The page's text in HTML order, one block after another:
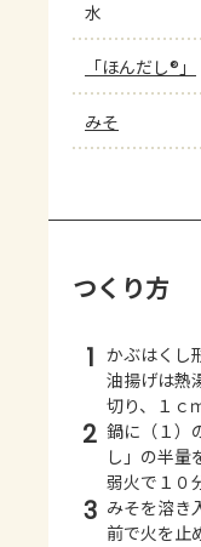
水
「ほんだし®」
みそ
つくり方
1 かぶはくし
油揚げは熱
切り、１ｃ
2 鍋に（１）
し」の半量
弱火で１０
3 みそを溶き
前で火を止